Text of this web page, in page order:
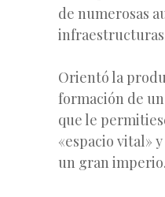
de numerosas
Orientó la
formación de
que le
«espacio vital»
un gran imperio.